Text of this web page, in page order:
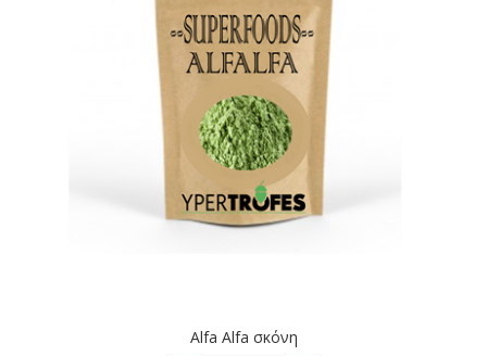
Alfa Alfa σκόνη